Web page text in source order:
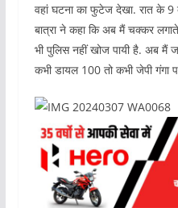
वहां घटना का फुटेज देखा. रात के
बात्रा ने कहा कि अब मैं चक्कर
भी पुलिस नहीं खोज पायी है. अब मैं
कभी डायल 100 तो कभी जेपी गंगा